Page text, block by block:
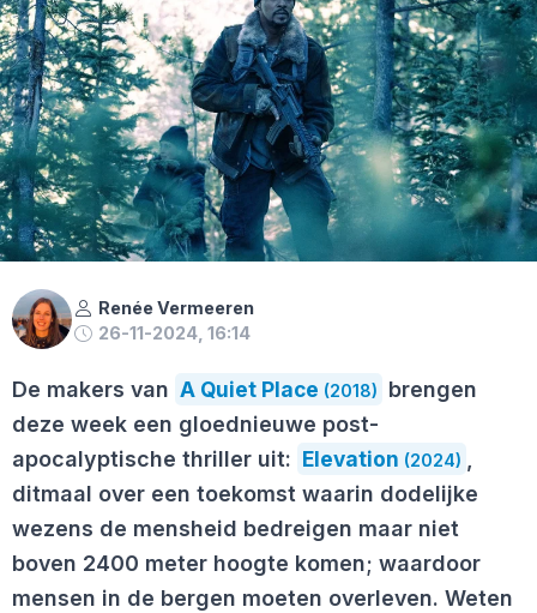
Renée Vermeeren
26-11-2024, 16:14
De makers van A Quiet Place (2018)
brengen
deze week een gloednieuwe post-
apocalyptische thriller uit: Elevation (2024) ,
ditmaal over een toekomst waarin dodelijke
wezens de mensheid bedreigen maar niet
boven 2400 meter hoogte komen; waardoor
mensen in de bergen moeten overleven. Weten